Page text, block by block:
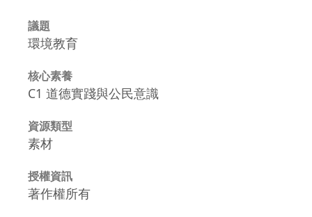
議題
環境教育
核心素養
C1 道德實踐與公民意識
資源類型
素材
授權資訊
著作權所有